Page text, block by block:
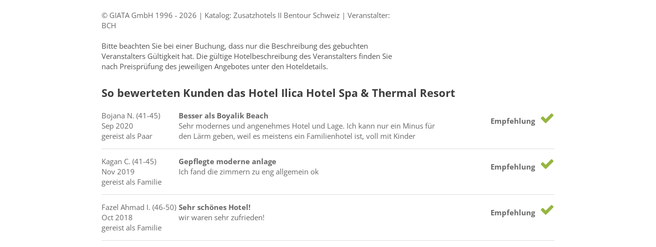
© GIATA GmbH 1996 - 2026 | Katalog: Zusatzhotels II Bentour Schweiz | Veranstalter:
BCH
Bitte beachten Sie bei einer Buchung, dass nur die Beschreibung des gebuchten
Veranstalters Gültigkeit hat. Die gültige Hotelbeschreibung des Veranstalters finden Sie
nach Preisprüfung des jeweiligen Angebotes unter den Hoteldetails.
So bewerteten Kunden das Hotel Ilica Hotel Spa & Thermal Resort
Bojana N. (41-45)
Sep 2020
gereist als Paar
Besser als Boyalik Beach
Sehr modernes und angenehmes Hotel und Lage. Ich kann nur ein Minus für
den Lärm geben, weil es meistens ein Familienhotel ist, voll mit Kinder
Empfehlung
Kagan C. (41-45)
Nov 2019
gereist als Familie
Gepflegte moderne anlage
Ich fand die zimmern zu eng allgemein ok
Empfehlung
Fazel Ahmad I. (46-50)
Oct 2018
gereist als Familie
Sehr schönes Hotel!
wir waren sehr zufrieden!
Empfehlung